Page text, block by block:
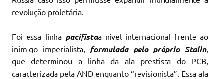
revolução proletária.
Foi essa linha pacifistaa nível internacional frente ao
inimigo imperialista, formulada pelo próprio Stalin,
que determinou a linha da ala prestista do PCB,
caracterizada pela AND enquanto “revisionista”. Essa ala